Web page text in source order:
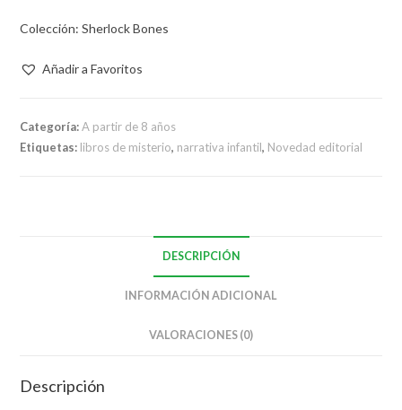
Colección: Sherlock Bones
Añadir a Favoritos
Categoría:A partir de 8 años
Etiquetas: libros de misterio, narrativa infantil, Novedad editorial
DESCRIPCIÓN
INFORMACIÓN ADICIONAL
VALORACIONES (0)
Descripción